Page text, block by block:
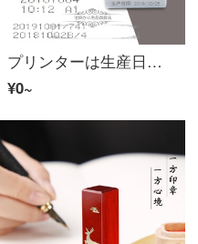
プリンターは生産日を印刷して小型の化粧品の食品の賞味期限を記録します。
¥0~